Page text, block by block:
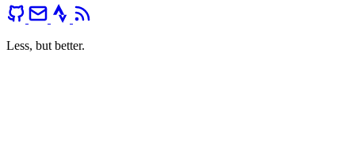
Less, but better.